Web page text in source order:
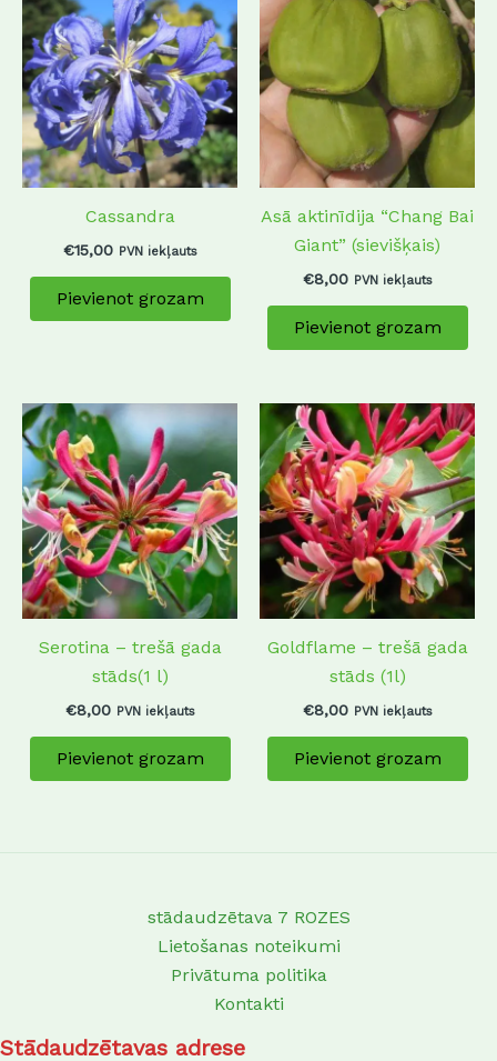
Cassandra
€15,00 PVN iekļauts
Pievienot grozam
Asā aktinīdija “Chang Bai
Giant” (sievišķais)
€8,00 PVN iekļauts
Pievienot grozam
Serotina – trešā gada
stāds(1 l)
€8,00 PVN iekļauts
Pievienot grozam
Goldflame – trešā gada
stāds (1l)
€8,00 PVN iekļauts
Pievienot grozam
stādaudzētava 7 ROZES
Lietošanas noteikumi
Privātuma politika
Kontakti
Stādaudzētavas adrese